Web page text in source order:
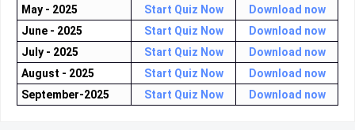
May - 2025
Start Quiz Now
Download now
June - 2025
Start Quiz Now
Download now
July - 2025
Start Quiz Now
Download now
August - 2025
Start Quiz Now
Download now
September-2025
Start Quiz Now Download now